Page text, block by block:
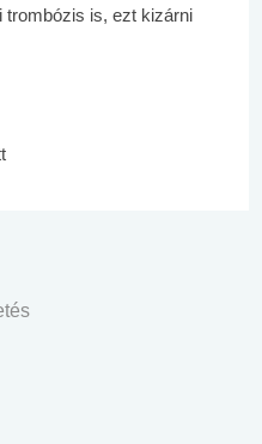
trombózis is, ezt kizárni